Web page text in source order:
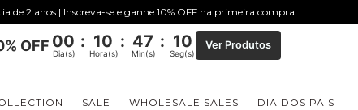
de 2 anos | Inscreva-se e ganhe 10% OFF na primeira compra
OFF 00 : 10 : 47 : 09
Dia(s) Hora(s) Min(s) Seg(s)
Ver Produtos
SALE WHOLESALE SALES DIA DOS PAIS